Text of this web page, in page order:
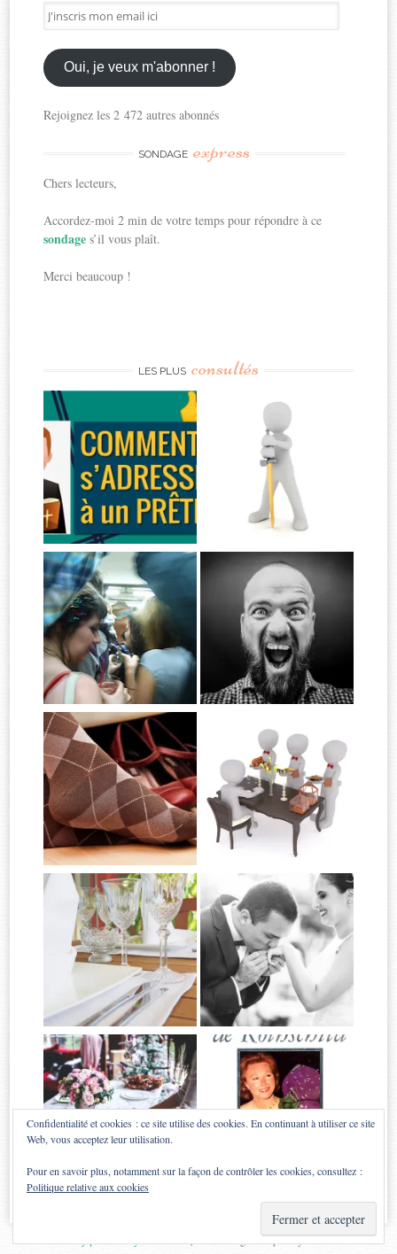
J'inscris
mon
email
ici
Oui, je veux m'abonner !
Rejoignez les 2 472 autres abonnés
SONDAGE express
Chers lecteurs,
Accordez-moi 2 min de votre temps pour répondre à ce
sondages’il vous plaît.
Merci beaucoup !
LES PLUS consultés
Theme: Sugar & Spice byWebTuts.
Confidentialité et cookies : ce site utilise des cookies. En continuant à utiliser ce site
Web, vous acceptez leur utilisation.
Pour en savoir plus, notamment sur la façon de contrôler les cookies, consultez :
Politique relative aux cookies